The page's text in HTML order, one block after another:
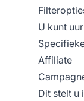
U kunt
Affiliate
Dit stelt u